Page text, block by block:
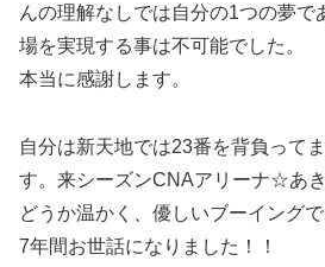
んの理解なしでは自分の1つの夢で
場を実現する事は不可能でした。
本当に感謝します。
自分は新天地では23番を背負って
す。来シーズンCNAアリーナ☆あ
どうか温かく、優しいブーイング
7年間お世話になりました！！